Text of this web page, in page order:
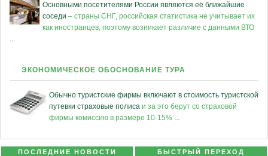
Основными посетителями России являются её ближайшие
соседи – страны СНГ, российская статистика не учитывает их
как иностранцев, поэтому возникает различие с данными ВТО
...
ЭКОНОМИЧЕСКОЕ ОБОСНОВАНИЕ ТУРА
Обычно туристские фирмы включают в стоимость туристской
путевки страховые полиса и за это берут со страховой
фирмы комиссию в размере 10-15% ...
ПОСЛЕДНИЕ НОВОСТИ БЫСТРЫЙ ПЕРЕХОД